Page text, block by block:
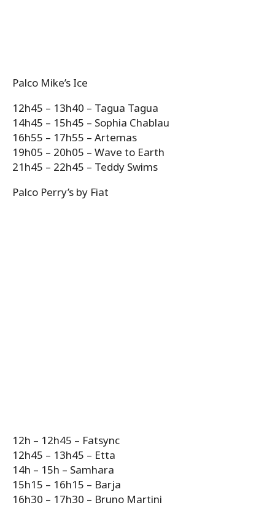
Palco Mike’s Ice
12h45 – 13h40 – Tagua Tagua
14h45 – 15h45 – Sophia Chablau
16h55 – 17h55 – Artemas
19h05 – 20h05 – Wave to Earth
21h45 – 22h45 – Teddy Swims
Palco Perry’s by Fiat
12h – 12h45 – Fatsync
12h45 – 13h45 – Etta
14h – 15h – Samhara
15h15 – 16h15 – Barja
16h30 – 17h30 – Bruno Martini